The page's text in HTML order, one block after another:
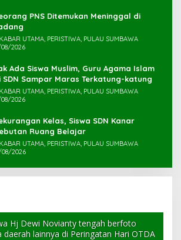
PNS Ditemukan Meninggal di
UTAMA, PERISTIWA, PULAU SUMBAWA
2026
Ada Siswa Muslim, Guru Agama Islam
di SDN Sampar Maras Terkatung-katung ‎
UTAMA, PERISTIWA, PULAU SUMBAWA
2026
Kelas, Siswa SDN Kanar
Ruang Belajar
UTAMA, PERISTIWA, PULAU SUMBAWA
2026
Hj Dewi Novianty tengah berfoto
daerah lainnya di Peringatan Hari OTDA